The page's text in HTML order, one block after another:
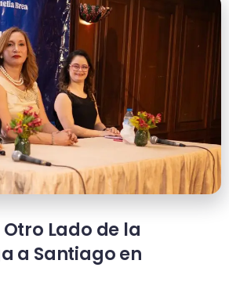
Lado de la
a Santiago en